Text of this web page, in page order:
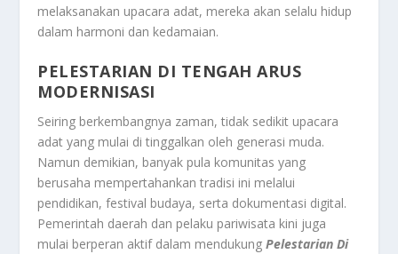
melaksanakan upacara adat, mereka akan selalu hidup
dalam harmoni dan kedamaian.
PELESTARIAN DI TENGAH ARUS
MODERNISASI
Seiring berkembangnya zaman, tidak sedikit upacara
adat yang mulai di tinggalkan oleh generasi muda.
Namun demikian, banyak pula komunitas yang
berusaha mempertahankan tradisi ini melalui
pendidikan, festival budaya, serta dokumentasi digital.
Pemerintah daerah dan pelaku pariwisata kini juga
mulai berperan aktif dalam mendukungPelestarian Di